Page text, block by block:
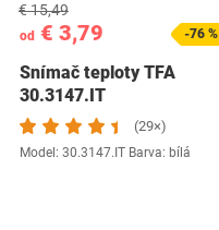
od € 3,79
€ 15,49
-76 %
Snímač teploty TFA
30.3147.IT
(29×)
Model: 30.3147.IT Barva: bílá